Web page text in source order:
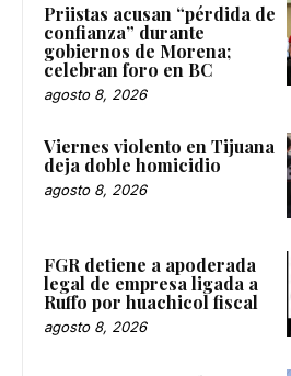
Priistas acusan “pérdida de
confianza” durante
gobiernos de Morena;
celebran foro en BC
agosto 8, 2026
Viernes violento en Tijuana
deja doble homicidio
agosto 8, 2026
FGR detiene a apoderada
legal de empresa ligada a
Ruffo por huachicol fiscal
agosto 8, 2026